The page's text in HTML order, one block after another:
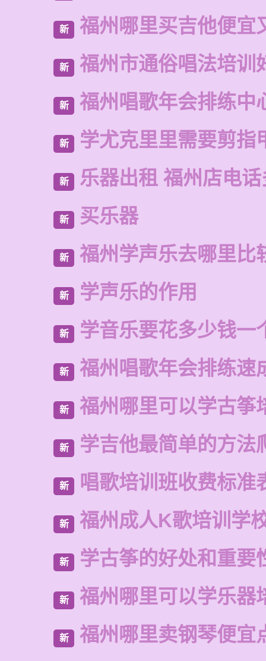
新 福州哪里买吉他便宜
新 福州市通俗唱法培训
新 福州唱歌年会排练中
新 学尤克里里需要剪指
新 乐器出租 福州店电
新 买乐器
新 福州学声乐去哪里比
新 学声乐的作用
新 学音乐要花多少钱一
新 福州唱歌年会排练速
新 福州哪里可以学古筝
新 学吉他最简单的方法
新 唱歌培训班收费标准
新 福州成人K歌培训学
新 学古筝的好处和重要
新 福州哪里可以学乐器
新 福州哪里卖钢琴便宜